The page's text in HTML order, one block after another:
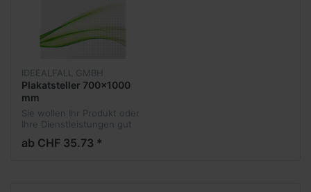
IDEEALFALL GMBH
Plakatsteller 700x1000
mm
Sie wollen Ihr Produkt oder
Ihre Dienstleistungen gut
der Plakatsteller mit Ihrem
ab CHF 35.73 *